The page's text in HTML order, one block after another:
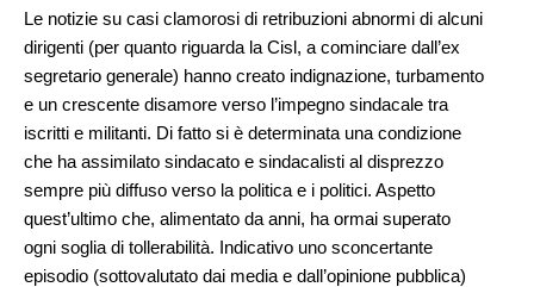
Le notizie su casi clamorosi di retribuzioni abnormi di alcuni
dirigenti (per quanto riguarda la Cisl, a cominciare dall’ex
segretario generale) hanno creato indignazione, turbamento
e un crescente disamore verso l’impegno sindacale tra
iscritti e militanti. Di fatto si è determinata una condizione
che ha assimilato sindacato e sindacalisti al disprezzo
sempre più diffuso verso la politica e i politici. Aspetto
quest’ultimo che, alimentato da anni, ha ormai superato
ogni soglia di tollerabilità. Indicativo uno sconcertante
episodio (sottovalutato dai media e dall’opinione pubblica)